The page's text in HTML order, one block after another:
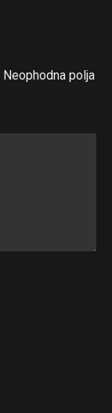
Neophodna polja